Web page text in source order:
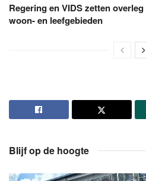
Regering en VIDS zetten
woon- en leefgebieden
Blijf op de hoogte